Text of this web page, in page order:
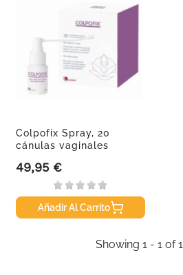
Colpofix Spray, 20
cánulas vaginales
Precio
49,95 €
Añadir Al Carrito
Showing 1 - 1 of